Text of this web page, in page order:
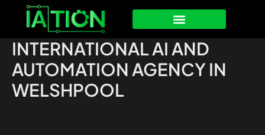
contenido
INTERNATIONAL AI AND
AUTOMATION AGENCY IN
WELSHPOOL